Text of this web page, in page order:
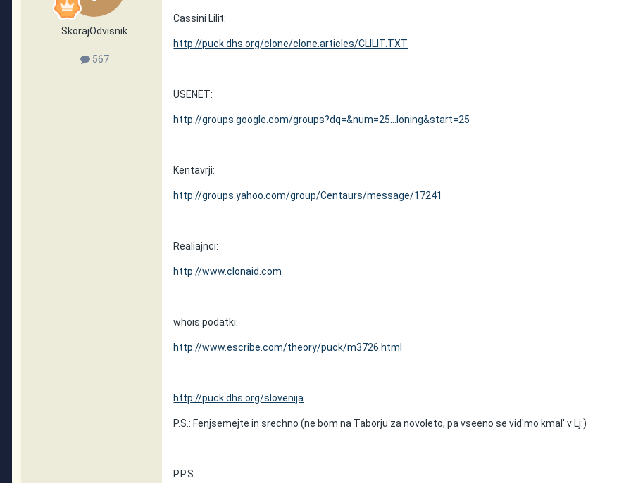
SkorajOdvisnik
567
Cassini Lilit:
http://puck.dhs.org/clone/clone.articles/CLILIT.TXT
USENET:
http://groups.google.com/groups?dq=&num=25...loning&start=25
Kentavrji:
http://groups.yahoo.com/group/Centaurs/message/17241
Realiajnci:
http://www.clonaid.com
whois podatki:
http://www.escribe.com/theory/puck/m3726.html
http://puck.dhs.org/slovenija
P.S.: Fenjsemejte in srechno (ne bom na Taborju za novoleto, pa vseeno se vid'mo kmal' v Lj:)
P.P.S.